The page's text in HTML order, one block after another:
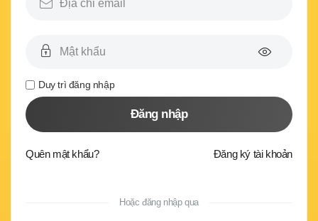
Duy trì đăng nhập
Đăng nhập
Quên mật khẩu? Đăng ký tài khoản
Hoặc đăng nhập qua